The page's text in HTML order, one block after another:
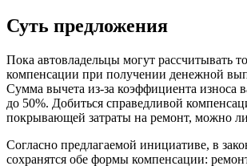
Суть предложения
Пока автовладельцы могут рассчитывать
компенсации при получении денежной
Сумма вычета из-за коэффициента износа
до 50%. Добиться справедливой
покрывающей затраты на ремонт, можно
Согласно предлагаемой инициативе, в
сохранятся обе формы компенсации: